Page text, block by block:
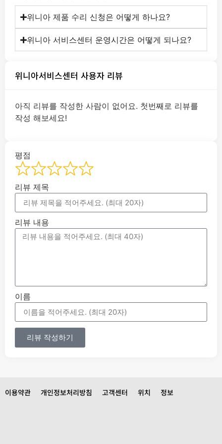
위니아 제품 수리 신청은 어떻게 하나요?
위니아 서비스센터 운영시간은 어떻게 되나요?
위니아서비스센터 사용자 리뷰
아직 리뷰를 작성한 사람이 없어요. 첫번째로 리뷰를
작성 해보세요!
평점
리뷰 제목
리뷰 내용
이름
리뷰 작성하기
이용약관 개인정보처리방침 고객센터 위치 정보